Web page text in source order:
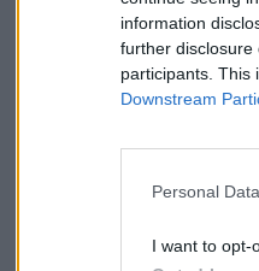
information
further disclosure
participants. This
Downstream
Personal
I want to opt-
Οι
εργασιών